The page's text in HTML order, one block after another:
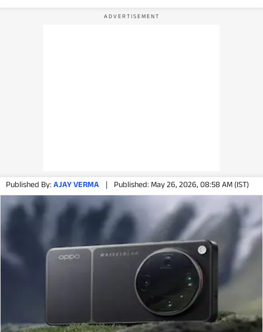
Published By:AJAY VERMA | Published: May 26, 2026, 08:58 AM (IST)